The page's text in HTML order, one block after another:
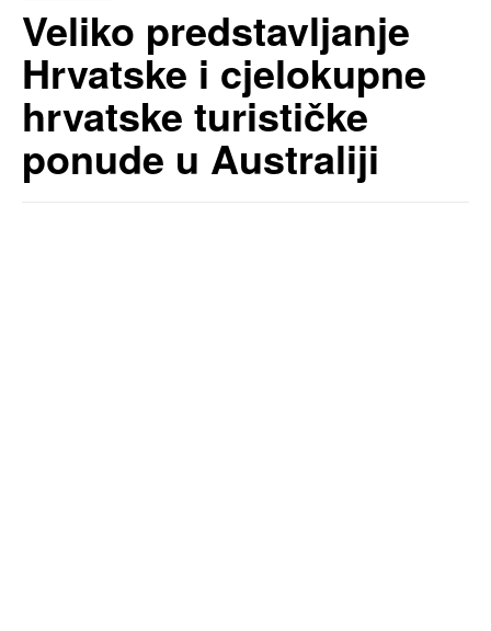
Veliko predstavljanje
Hrvatske i cjelokupne
hrvatske turističke
ponude u Australiji